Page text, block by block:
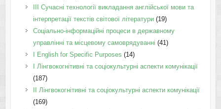
III Сучасні технології викладання англійської мови та
інтерпретації текстів світової літератури(19)
Соціально-інформаційні процеси в державному
управлінні та місцевому самоврядуванні (41)
І English for Specific Purposes (14)
I Лінгвокогнітивні та соціокультурні аспекти комунікації
(187)
IІ Лінгвокогнітивні та соціокультурні аспекти комунікації
(169)